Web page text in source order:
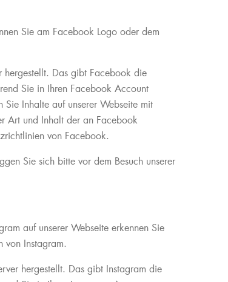
Sie am Facebook Logo oder dem
hergestellt. Das gibt Facebook die
Sie in Ihren Facebook Account
Inhalte auf unserer Webseite mit
Art und Inhalt der an Facebook
von Facebook.
Sie sich bitte vor dem Besuch unserer
auf unserer Webseite erkennen Sie
von Instagram.
hergestellt. Das gibt Instagram die